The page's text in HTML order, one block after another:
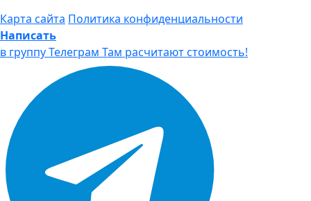
Карта сайта Политика конфиденциальности
Написать
в группу Телеграм Там расчитают стоимость!